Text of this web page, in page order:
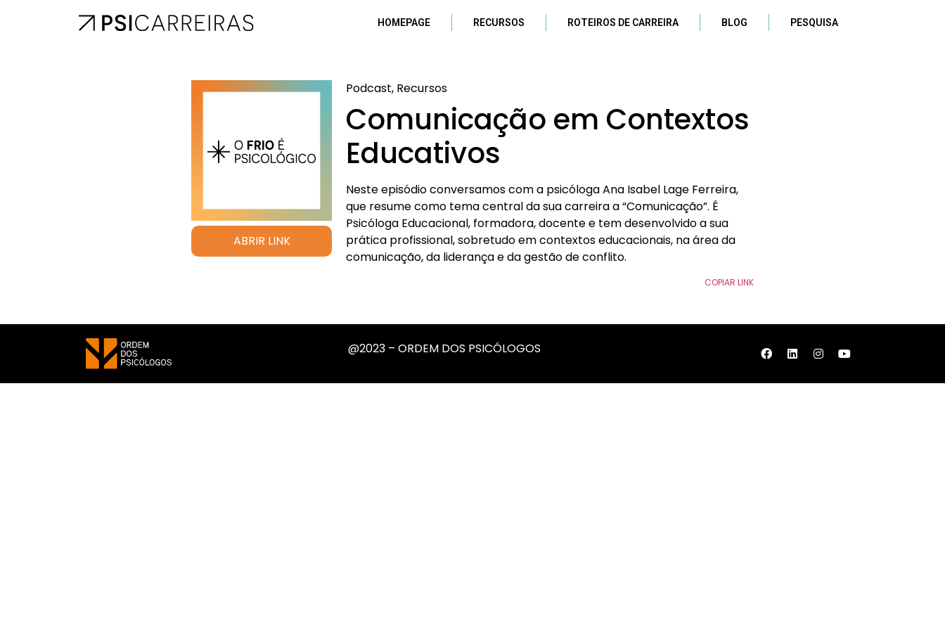
HOMEPAGE RECURSOS ROTEIROS DE CARREIRA BLOG PESQUISA
ABRIR LINK
Podcast, Recursos
Comunicação em Contextos
Educativos
Neste episódio conversamos com a psicóloga Ana Isabel Lage Ferreira,
que resume como tema central da sua carreira a “Comunicação”. É
Psicóloga Educacional, formadora, docente e tem desenvolvido a sua
prática profissional, sobretudo em contextos educacionais, na área da
comunicação, da liderança e da gestão de conflito.
COPIAR LINK
@2023 – ORDEM DOS PSICÓLOGOS